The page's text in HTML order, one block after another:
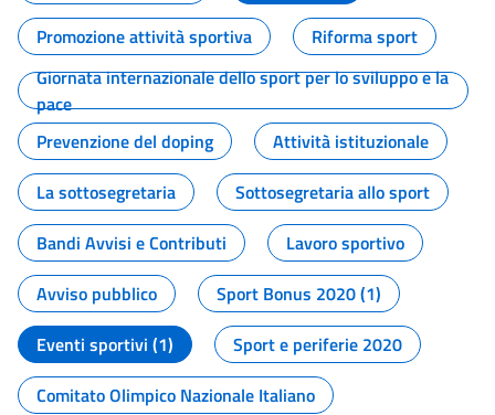
Promozione attività sportiva
Riforma sport
Giornata internazionale dello sport per lo sviluppo e la
pace
Prevenzione del doping
Attività istituzionale
La sottosegretaria
Sottosegretaria allo sport
Bandi Avvisi e Contributi
Lavoro sportivo
Avviso pubblico
Sport Bonus 2020 (1)
Eventi sportivi (1)
Sport e periferie 2020
Comitato Olimpico Nazionale Italiano